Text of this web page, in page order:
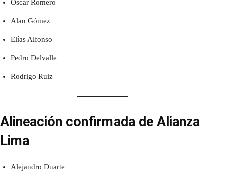
Óscar Romero
Alan Gómez
Elías Alfonso
Pedro Delvalle
Rodrigo Ruiz
Alineación confirmada de Alianza
Lima
Alejandro Duarte